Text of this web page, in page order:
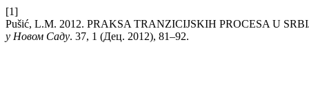
[1]
Pušić, L.M. 2012. PRAKSA TRANZICIJSKIH PROCESA U
у Новом Саду. 37, 1 (Дец. 2012), 81–92.